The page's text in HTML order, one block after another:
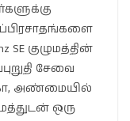
குழுமத்தின்
சேவை
அண்மையில்
ஒரு